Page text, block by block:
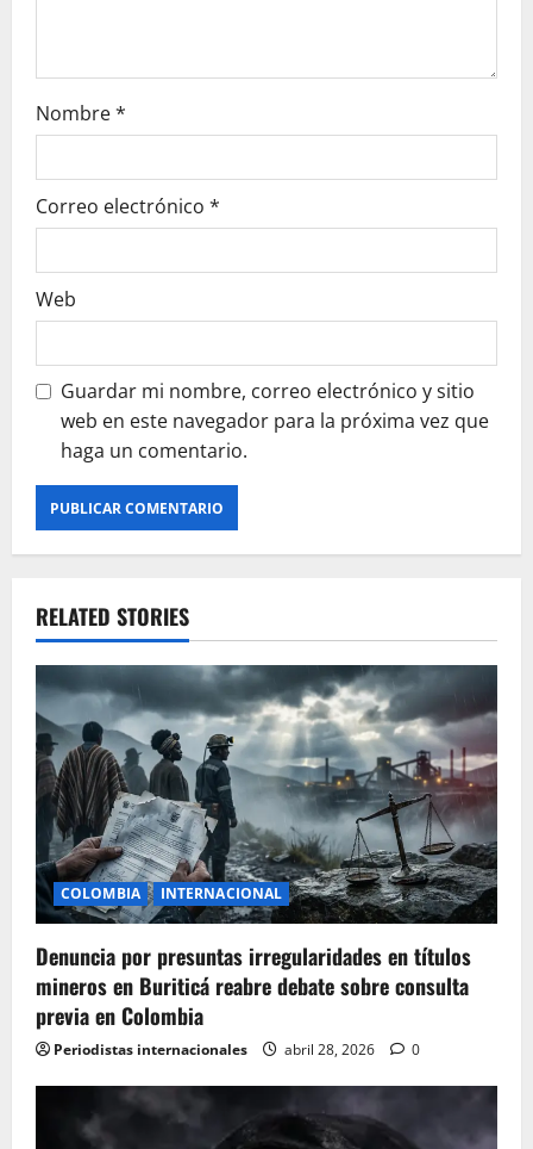
Nombre*
Correo electrónico *
Web
Guardar mi nombre, correo electrónico y sitio
web en este navegador para la próxima vez que
haga un comentario.
RELATED STORIES
COLOMBIA INTERNACIONAL
Denuncia por presuntas irregularidades en títulos
mineros en Buriticá reabre debate sobre consulta
previa en Colombia
Periodistas internacionales abril 28, 2026 0